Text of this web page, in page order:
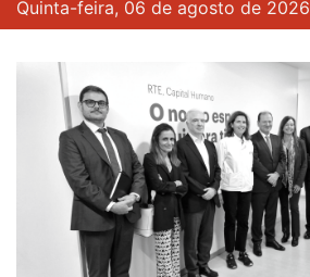
Quinta-feira, 06 de agosto de 2026